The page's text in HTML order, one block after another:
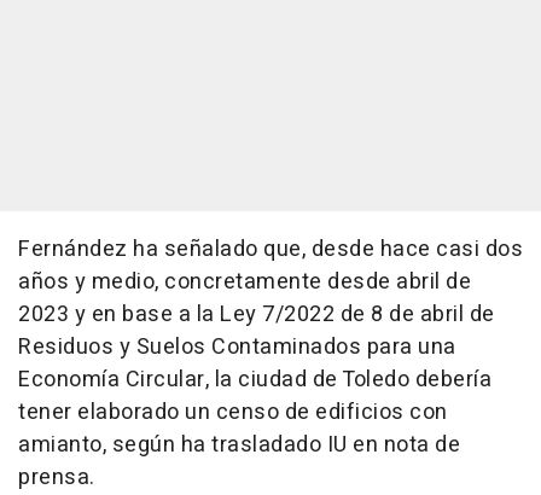
Fernández ha señalado que, desde hace casi dos
años y medio, concretamente desde abril de
2023 y en base a la Ley 7/2022 de 8 de abril de
Residuos y Suelos Contaminados para una
Economía Circular, la ciudad de Toledo debería
tener elaborado un censo de edificios con
amianto, según ha trasladado IU en nota de
prensa.